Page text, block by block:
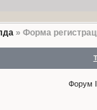
» Форма
Форум